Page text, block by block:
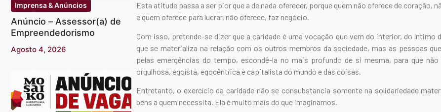
Imprensa & Anúncios
Anúncio – Assessor(a) de
Empreendedorismo
Agosto 4, 2026
Esta atitude passa a ser pior que a de nada oferecer, porque quem não oferece de coração,
e quem oferece para lucrar, não oferece, faz negócio.
Com isso, pretende-se dizer que a caridade é uma vocação que vem do interior, do íntimo
que se materializa na relação com os outros membros da sociedade, mas as pessoas
pelas emergências do tempo, escondê-la no mais profundo de si mesma, para que
orgulhosa, egoísta, egocêntrica e capitalista do mundo e das coisas.
Entretanto, o exercício da caridade não se consubstancia somente na solidariedade
bens a quem necessita. Ela é muito mais do que imaginamos.